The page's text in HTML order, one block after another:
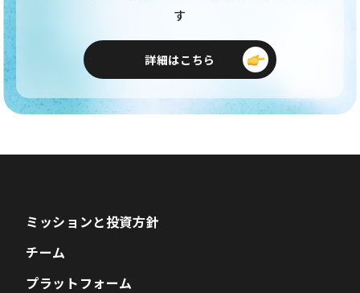
す
詳細はこちら
ミッションと投資方針
チーム
プラットフォーム